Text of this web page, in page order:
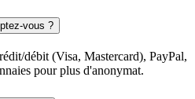
vous ?
débit (Visa, Mastercard), PayPal,
pour plus d'anonymat.